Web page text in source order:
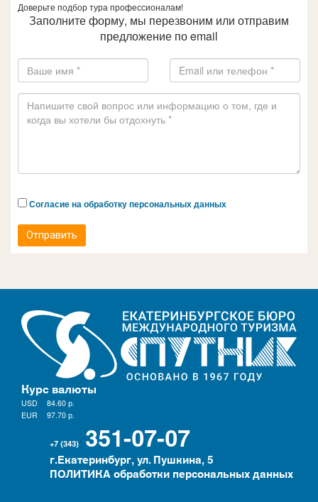
Доверьте подбор тура профессионалам!
Заполните форму, мы перезвоним или отправим
предложение по email
Согласие на обработку персональных данных
Отправить
Курс валюты
USD 84.60 р.
EUR
97.70 р.
+7 (343) 351-07-07
г.Екатеринбург, ул. Пушкина, 5
ПОЛИТИКА обработки персональных данных